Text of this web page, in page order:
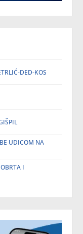
DED-KOS
UDICOM NA
I